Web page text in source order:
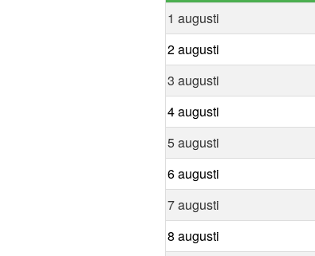
1 augusti
2 augusti
3 augusti
4 augusti
5 augusti
6 augusti
7 augusti
8 augusti